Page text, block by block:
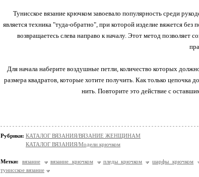
Тунисское вязание крючком завоевало популярность среди
является техника "туда-обратно", при которой изделие вяжется
возвращаетесь слева направо к началу. Этот метод
Для начала наберите воздушные петли, количество которых
размера квадратов, которые хотите получить. Как только цепочка
нить. Повторите это действие с
Рубрики: КАТАЛОГ ВЯЗАНИЯ/ВЯЗАНИЕ ЖЕНЩИНАМ
КАТАЛОГ ВЯЗАНИЯ/Модели крючком
Метки: вязание вязание крючком пледы крючком шарфы крючком
тунисское вязание